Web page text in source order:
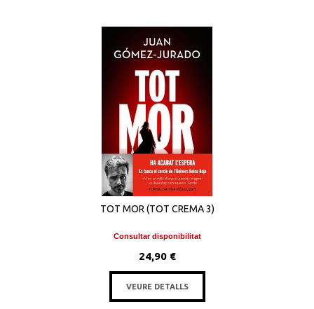
TOT MOR (TOT CREMA 3)
Consultar disponibilitat
24,90 €
VEURE DETALLS